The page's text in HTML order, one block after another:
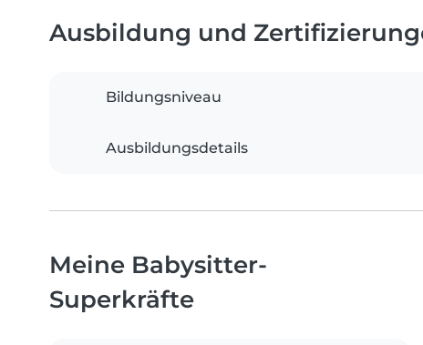
Ausbildung und
Bildungsniveau
Ausbildungsdetails
Meine Babysitter-
Superkräfte